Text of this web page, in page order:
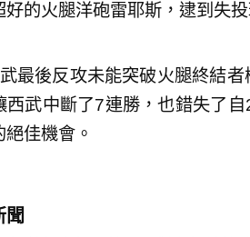
好的火腿洋砲雷耶斯，逮到失
最後反攻未能突破火腿終結
西武中斷了7連勝，也錯失了
佳機會。
聞